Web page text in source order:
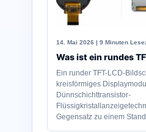
14. Mai 2026 | 9 Minuten
Was ist ein rundes
Ein runder TFT-LCD-
kreisförmiges
Dünnschichttransistor-
Gegensatz zu einem